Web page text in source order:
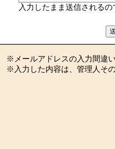
入力したまま送信される
※メールアドレスの入力間違
※入力した内容は、管理人そ